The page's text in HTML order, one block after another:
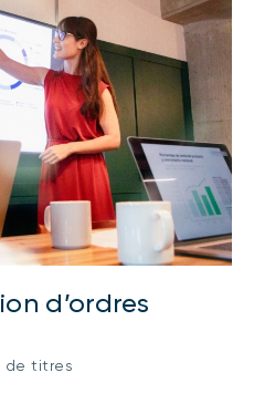
d’ordres
de titres